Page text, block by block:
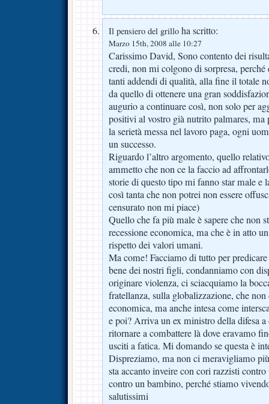
Il pensiero del grillo ha scritto:
Marzo 15th, 2008 alle 10:27
Carissimo David, Sono contento dei
credi, non mi colgono di sorpresa,
tanti addendi di qualità, alla fine il totale
da quello di ottenere una gran
augurio a continuare così, non solo per
positivi al vostro già nutrito palmares, ma
la serietà messa nel lavoro paga, ogni
un successo.
Riguardo l’altro argomento, quello
ammetto che non ce la faccio ad
storie di questo tipo mi fanno star male e
così tanta che non potrei non essere
censurato non mi piace)
Quello che fa più male è sapere che non
recessione economica, ma che è in atto
rispetto dei valori umani.
Ma come! Facciamo di tutto per
bene dei nostri figli, condanniamo con
originare violenza, ci sciacquiamo la
fratellanza, sulla globalizzazione, che non
economica, ma anche intesa come
e poi? Arriva un ex ministro della difesa
ritornare a combattere là dove eravamo
usciti a fatica. Mi domando se questa è
Dispreziamo, ma non ci meravigliamo
sta accanto inveire con cori razzisti
contro un bambino, perché stiamo
salutissimi